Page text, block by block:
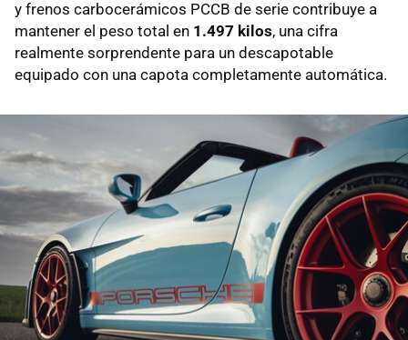
y frenos carbocerámicos PCCB de serie contribuye a
mantener el peso total en 1.497 kilos, una cifra
realmente sorprendente para un descapotable
equipado con una capota completamente automática.